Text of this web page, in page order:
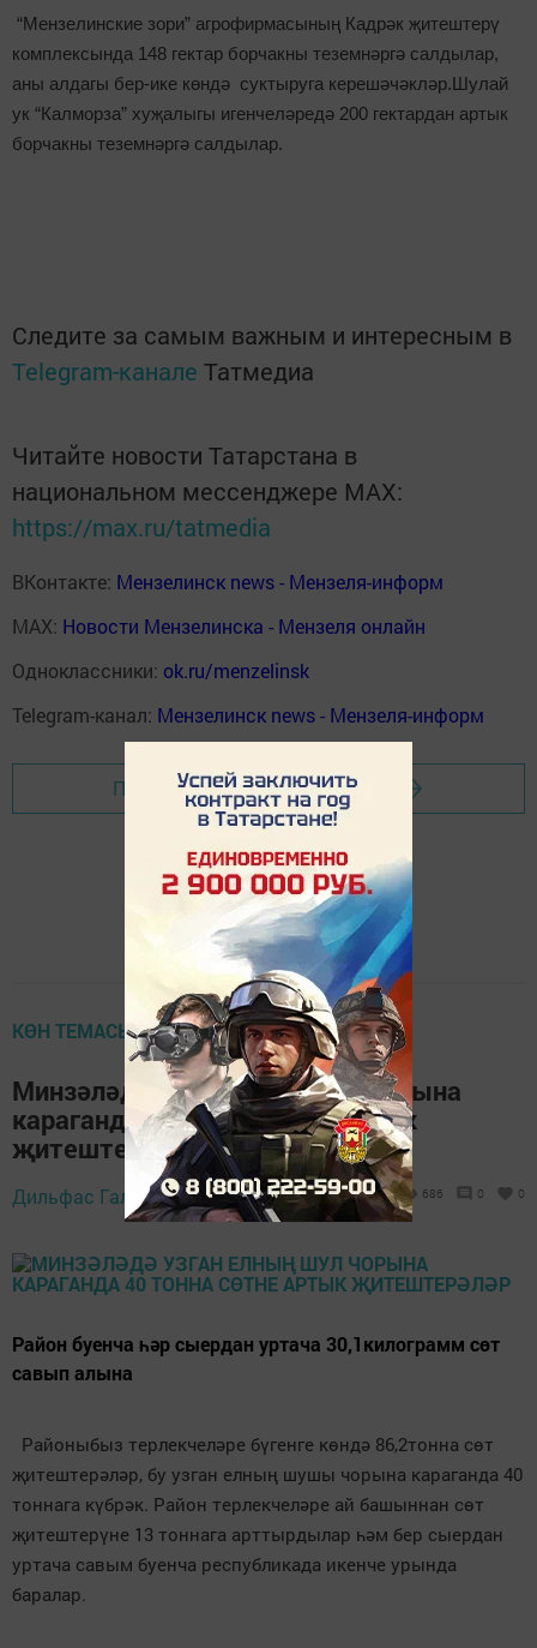
“Мензелинские зори” агрофирмасының Кадрәк җитештерү
комплексында 148 гектар борчакны теземнәргә салдылар,
аны алдагы бер-ике көндә суктыруга керешәчәкләр.Шулай
ук “Калморза” хуҗалыгы игенчеләредә 200 гектардан артык
борчакны теземнәргә салдылар.
Следите за самым важным и интересным в
Telegram-канале Татмедиа
Читайте новости Татарстана в
национальном мессенджере MАХ:
https://max.ru/tatmedia
ВКонтакте: Мензелинск news - Мензеля-информ
MAX: Новости Мензелинска - Мензеля онлайн
Одноклассники: ok.ru/menzelinsk
Telegram-канал: Мензелинск news - Мензеля-информ
Перейти на страницу новости
КӨН ТЕМАСЫ
Минзәләдә узган елның шул чорына
караганда 40 тонна сөтне артык
җитештерәләр
Дильфас Галиев, 28 июль 2022 - 13:57 686 0 0
Район буенча һәр сыердан уртача 30,1килограмм сөт
савып алына
Районыбыз терлекчеләре бүгенге көндә 86,2тонна сөт
җитештерәләр, бу узган елның шушы чорына караганда 40
тоннага күбрәк. Район терлекчеләре ай башыннан сөт
җитештерүне 13 тоннага арттырдылар һәм бер сыердан
уртача савым буенча республикада икенче урында
баралар.